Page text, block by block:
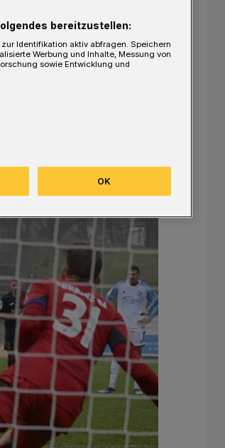
bereitzustellen:
Identifikation aktiv abfragen. Speichern
Werbung und Inhalte, Messung von
sowie Entwicklung und
OK